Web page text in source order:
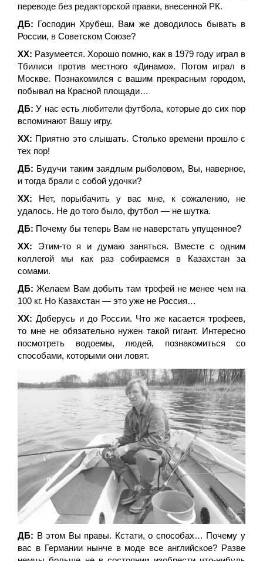
переводе без редакторской правки, внесенной РК.
ДБ: Господин Хрубеш, Вам же доводилось бывать в
России, в Советском Союзе?
ХХ: Разумеется. Хорошо помню, как в 1979 году играл в
Тбилиси против местного «Динамо». Потом играл в
Москве. Познакомился с вашим прекрасным городом,
побывал на Красной площади…
ДБ: У нас есть любители футбола, которые до сих пор
вспоминают Вашу игру.
ХХ: Приятно это слышать. Столько времени прошло с
тех пор!
ДБ: Будучи таким заядлым рыболовом, Вы, наверное,
и тогда брали с собой удочки?
ХХ: Нет, порыбачить у вас мне, к сожалению, не
удалось. Не до того было, футбол — не шутка.
ДБ: Почему бы теперь Вам не наверстать упущенное?
ХХ: Этим-то я и думаю заняться. Вместе с одним
коллегой мы как раз собираемся в Казахстан за
сомами.
ДБ: Желаем Вам добыть там трофей не менее чем на
100 кг. Но Казахстан — это уже не Россия…
ХХ: Доберусь и до России. Что же касается трофеев,
то мне не обязательно нужен такой гигант. Интересно
посмотреть водоемы, людей, познакомиться со
способами, которыми они ловят.
ДБ: В этом Вы правы. Кстати, о способах… Почему у
вас в Германии нынче в моде все английское? Разве